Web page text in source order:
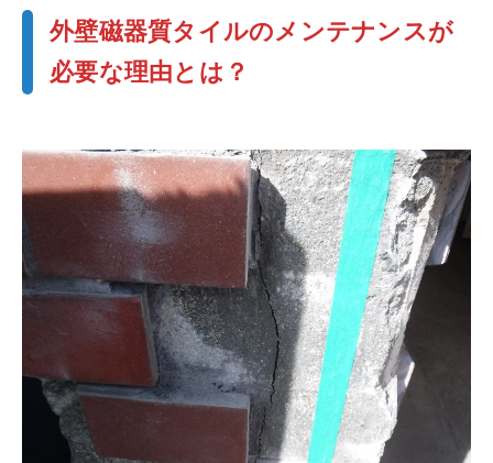
外壁磁器質タイルのメンテナンスが
必要な理由とは？